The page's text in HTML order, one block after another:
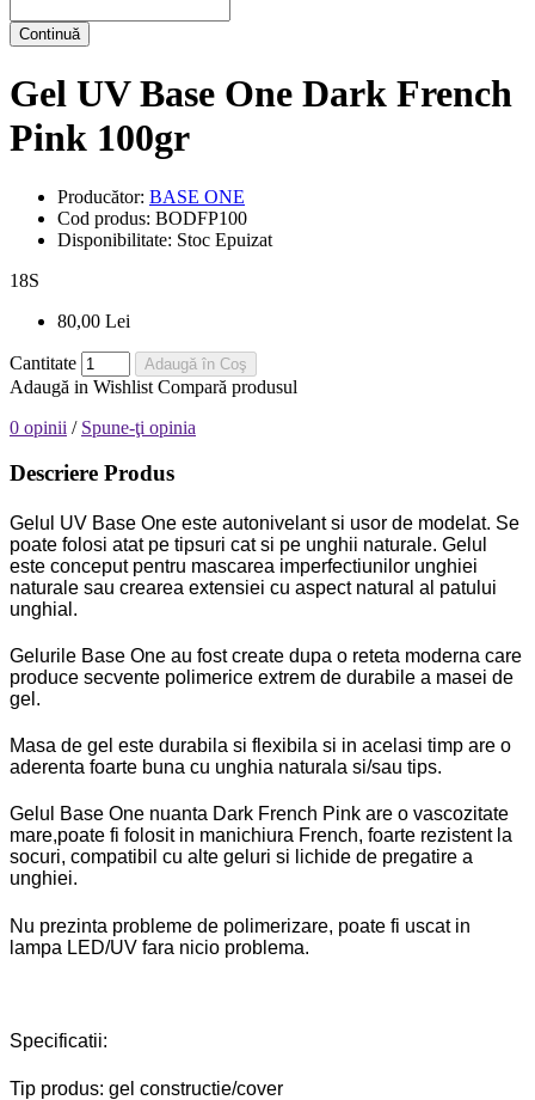
Continuă
Gel UV Base One Dark French
Pink 100gr
Producător: BASE ONE
Cod produs: BODFP100
Disponibilitate: Stoc Epuizat
18S
80,00 Lei
Cantitate Adaugă în Coş
Adaugă in Wishlist Compară produsul
0 opinii / Spune-ţi opinia
Descriere Produs
Gelul UV Base One este autonivelant si usor de modelat. Se
poate folosi atat pe tipsuri cat si pe unghii naturale. Gelul
este conceput pentru mascarea imperfectiunilor unghiei
naturale sau crearea extensiei cu aspect natural al patului
unghial.
Gelurile Base One au fost create dupa o reteta moderna care
produce secvente polimerice extrem de durabile a masei de
gel.
Masa de gel este durabila si flexibila si in acelasi timp are o
aderenta foarte buna cu unghia naturala si/sau tips.
Gelul Base One nuanta Dark French Pink are o vascozitate
mare,poate fi folosit in manichiura French, foarte rezistent la
socuri, compatibil cu alte geluri si lichide de pregatire a
unghiei.
Nu prezinta probleme de polimerizare, poate fi uscat in
lampa LED/UV fara nicio problema.
Specificatii:
Tip produs: gel constructie/cover